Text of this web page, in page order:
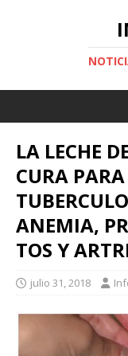
LA LECHE
CURA
ANEMIA,
TOS Y
julio 31, 2018